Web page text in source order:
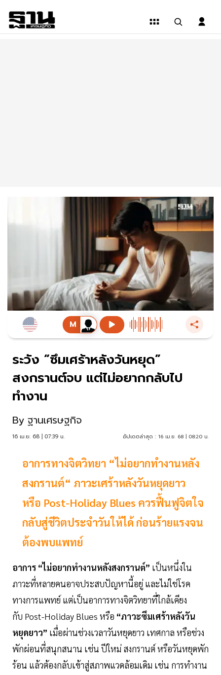
ระวัง “ซึมเศร้าหลังวันหยุด”
สงกรานต์จบ แต่ไม่อยากกลับไป
ทำงาน
By ฐานเศรษฐกิจ
16 เม.ย. 68 | 07:39 น. อัปเดตล่าสุด : 16 เม.ย. 68 | 08:20 น.
อาการทางจิตวิทยา “ไม่อยากทำงานหลัง
สงกรานต์“ ภาวะเศร้าหลังวันหยุดยาว
หรือ Post-Holiday Blues ควรฟื้นฟูจิตใจ
กลับสู่ชีวิตประจำวันให้ได้ ก่อนร้ายแรงจน
ต้องพบแพทย์
อาการ “ไม่อยากทำงานหลังสงกรานต์” เป็นหนึ่งใน
ภาวะที่หลายคนอาจประสบปัญหานี้อยู่ และไม่ใช่โรค
ทางการแพทย์ แต่เป็นอาการทางจิตวิทยาที่ใกล้เคียง
กับ Post-Holiday Blues หรือ “ภาวะซึมเศร้าหลังวัน
หยุดยาว” เมื่อผ่านช่วงเวลาวันหยุดยาว เทศกาล หรือช่วง
พักผ่อนที่สนุกสนาน เช่น ปีใหม่ สงกรานต์ หรือวันหยุดพัก
ร้อน แล้วต้องกลับเข้าสู่สภาพแวดล้อมเดิม เช่น การทำงาน